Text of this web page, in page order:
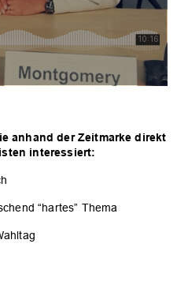
anhand der Zeitmarke direkt
interessiert:
“hartes” Thema